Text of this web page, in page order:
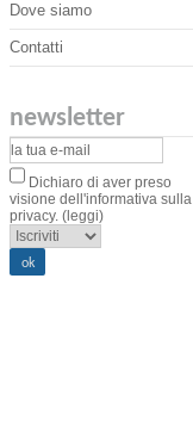
Dove siamo
Contatti
newsletter
Dichiaro di aver preso
visione dell'informativa sulla
privacy. (leggi)